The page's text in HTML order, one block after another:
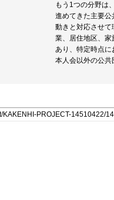
もう1つの分野は
進めてきた主要
動きと対応させ
業、居住地区、
あり、特定時点に
本人会以外の公共